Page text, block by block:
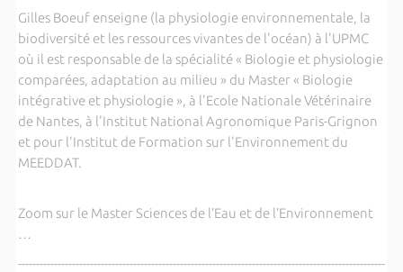
Gilles Boeuf enseigne (la physiologie environnementale, la
biodiversité et les ressources vivantes de l'océan) à l'UPMC
où il est responsable de la spécialité « Biologie et physiologie
comparées, adaptation au milieu » du Master « Biologie
intégrative et physiologie », à l'Ecole Nationale Vétérinaire
de Nantes, à l'Institut National Agronomique Paris-Grignon
et pour l'Institut de Formation sur l'Environnement du
MEEDDAT.
Zoom sur le Master Sciences de l’Eau et de l’Environnement
…
------------------------------------------------------------------------------------------------------